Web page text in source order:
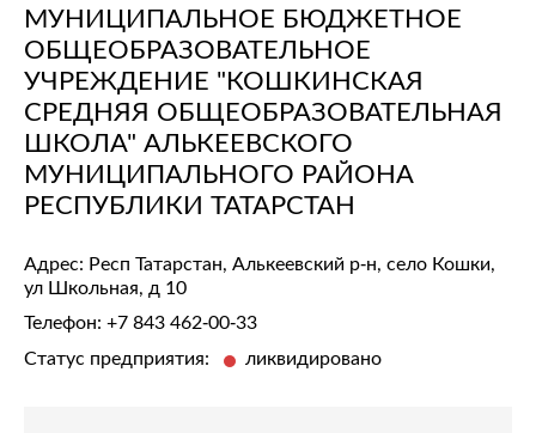
МУНИЦИПАЛЬНОЕ БЮДЖЕТНОЕ
ОБЩЕОБРАЗОВАТЕЛЬНОЕ
УЧРЕЖДЕНИЕ "КОШКИНСКАЯ
СРЕДНЯЯ ОБЩЕОБРАЗОВАТЕЛЬНАЯ
ШКОЛА" АЛЬКЕЕВСКОГО
МУНИЦИПАЛЬНОГО РАЙОНА
РЕСПУБЛИКИ ТАТАРСТАН
Адрес: Респ Татарстан, Алькеевский р-н, село Кошки,
ул Школьная, д 10
Телефон: +7 843 462-00-33
Статус предприятия:
ликвидировано